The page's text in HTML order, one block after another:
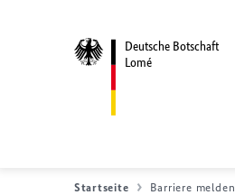
Deutsche Botschaft
Lomé
Startseite Barriere melden